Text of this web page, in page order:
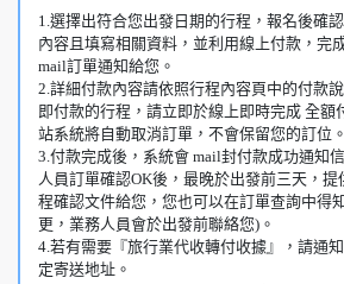
1.選擇出符合您出發日期的行程，報名後確
內容且填寫相關資料，並利用線上付款，完
mail訂單通知給您。
2.詳細付款內容請依照行程內容頁中的付款
即付款的行程，請立即於線上即時完成 全額
站系統將自動取消訂單，不會保留您的訂位。
3.付款完成後，系統會 mail封付款成功通知
人員訂單確認OK後，最晚於出發前三天，
程確認文件給您，您也可以在訂單查詢中得
更，業務人員會於出發前聯絡您)。
4.若有需要『旅行業代收轉付收據』，請通
定寄送地址。